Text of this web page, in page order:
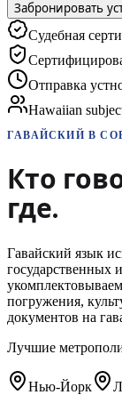
Забронировать
Судебная
Отправка
Hawaiian
ГАВАЙСКИЙ В
Кто
где.
Гавайский язык
погружения,
документов на
Лучшие
Нью-Йорк